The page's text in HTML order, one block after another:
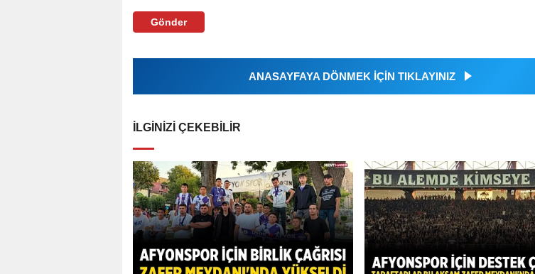
Gönder
ANASAYFAYA DÖNMEK İÇİN TIKLAYINIZ
İLGINIZI ÇEKEBILIR